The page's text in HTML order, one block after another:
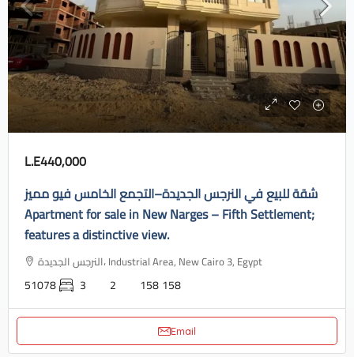
L.E440,000
شقة للبيع في النرجس الجديدة–التجمع الخامس فيو مميز
Apartment for sale in New Narges – Fifth Settlement;
features a distinctive view.
النرجس الجديدة، Industrial Area, New Cairo 3, Egypt
51078 3 2 158158
Email